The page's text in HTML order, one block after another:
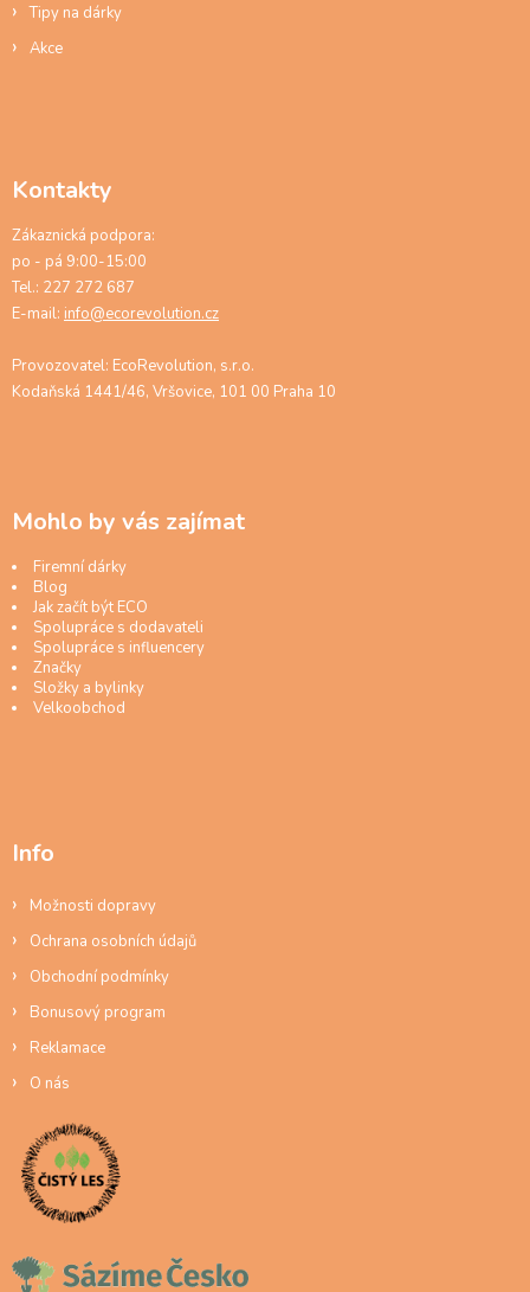
Tipy na dárky
Akce
Kontakty
Zákaznická podpora:
po - pá 9:00-15:00
Tel.: 227 272 687
E-mail: info@ecorevolution.cz
Provozovatel: EcoRevolution, s.r.o.
Kodaňská 1441/46, Vršovice, 101 00 Praha 10
Mohlo by vás zajímat
Firemní dárky
Blog
Jak začít být ECO
Spolupráce s dodavateli
Spolupráce s influencery
Značky
Složky a bylinky
Velkoobchod
Info
Možnosti dopravy
Ochrana osobních údajů
Obchodní podmínky
Bonusový program
Reklamace
O nás